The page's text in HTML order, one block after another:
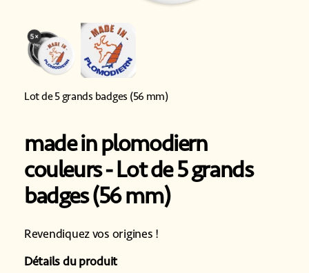
Lot de 5 grands badges (56 mm)
made in plomodiern
couleurs Lot de 5 grands
badges (56 mm)
Revendiquez vos origines !
Détails du produit